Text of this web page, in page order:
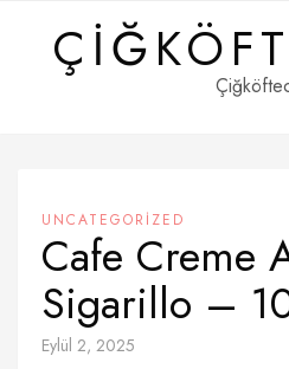
UNCATEGORIZED
Cafe Creme
Sigarillo –
Eylül 2, 2025